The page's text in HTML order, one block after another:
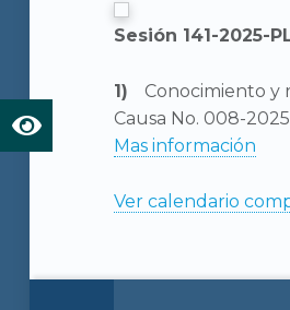
Sesión 141-2025-
Conocimiento y
Causa No. 008-
Mas información
Ver calendario